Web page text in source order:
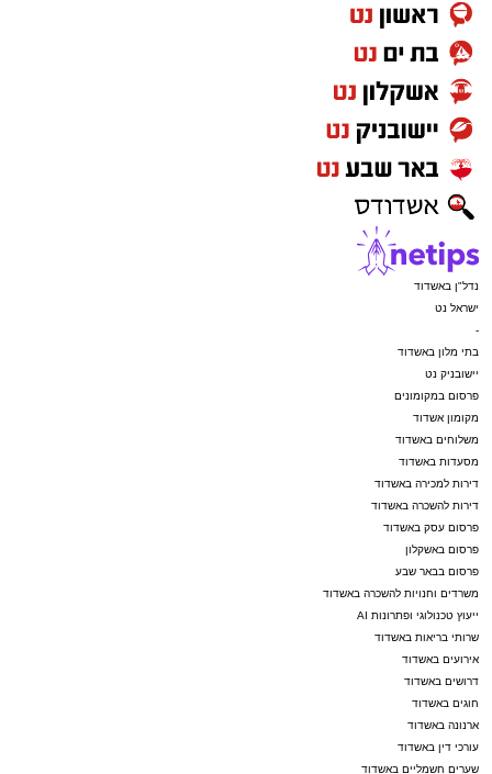
נדל"ן באשדוד
ישראל נט
-
בתי מלון באשדוד
יישובניק נט
פרסום במקומונים
מקומון אשדוד
משלוחים באשדוד
מסעדות באשדוד
דירות למכירה באשדוד
דירות להשכרה באשדוד
פרסום עסק באשדוד
פרסום באשקלון
פרסום בבאר שבע
משרדים וחנויות להשכרה באשדוד
ייעוץ טכנולוגי ופתרונות AI
שרותי בריאות באשדוד
אירועים באשדוד
דרושים באשדוד
חוגים באשדוד
ארנונה באשדוד
עורכי דין באשדוד
שערים חשמליים באשדוד